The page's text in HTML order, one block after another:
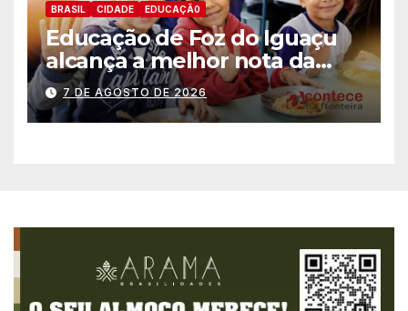
BRASIL CIDADE EDUCAÇÃ0
Educação de Foz do Iguaçu
alcança a melhor nota da
história no IDEB
7 DE AGOSTO DE 2026